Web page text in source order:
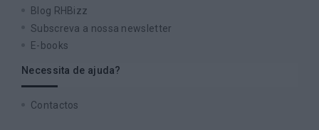
Blog RHBizz
Subscreva a nossa newsletter
E-books
Necessita de ajuda?
Contactos